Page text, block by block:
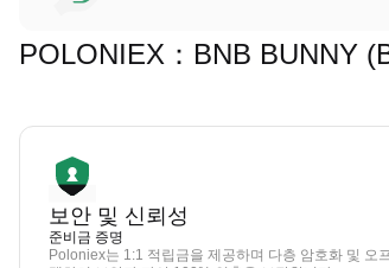
POLONIEX：BNB BUNNY
보안 및 신뢰성
준비금 증명
Poloniex는 1:1 적립금을 제공하며 다층 암호화 및 오